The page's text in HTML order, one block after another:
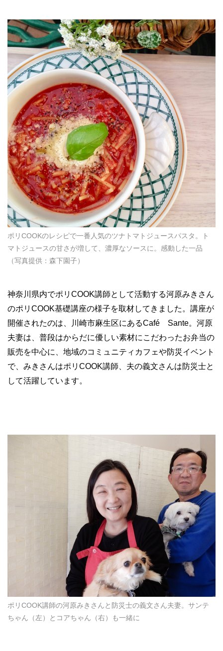
ポリCOOKのレシピで一番人気のツナトマトジュースパスタ。ト
マトジュースの甘さが増して、濃厚なソースに。感動した一品
（写真提供：森下園子）
神奈川県内でポリCOOK講師として活動する河原みきさん
のポリCOOK基礎講座の様子を取材してきました。講座が
開催されたのは、川崎市麻生区にあるCafé Sante。河原
夫妻は、普段はからだに優しい素材にこだわったお弁当の
販売を中心に、地域のコミュニティカフェや防災イベント
で、みきさんはポリCOOK講師、夫の義文さんは防災士と
して活躍しています。
ポリCOOK講師の河原みきさんと防災士の義文さん夫妻。サンテ
ちゃん（左）とコアちゃん（右）も一緒に